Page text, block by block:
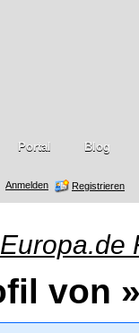
Anmelden Registrieren
Portal Blog
von